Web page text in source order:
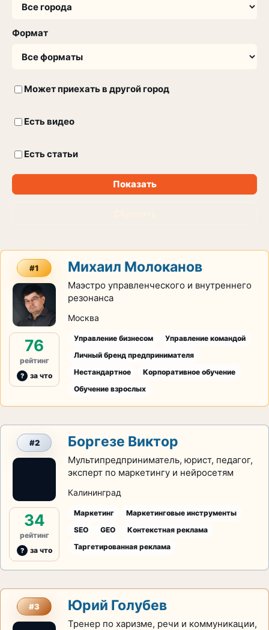
Формат
Может приехать в другой город
Есть видео
Есть статьи
Показать
#1
76
рейтинг
за что
Михаил Молоканов
Маэстро управленческого и внутреннего
резонанса
Москва
Управление бизнесом
Управление командой
Личный бренд предпринимателя
Нестандартное
Корпоративное обучение
Обучение взрослых
#2
34
рейтинг
за что
Боргезе Виктор
Мультипредприниматель, юрист, педагог,
эксперт по маркетингу и нейросетям
Калининград
Маркетинг
Маркетинговые инструменты
SEO
GEO
Контекстная реклама
Таргетированная реклама
#3 Юрий Голубев
Тренер по харизме, речи и коммуникации,